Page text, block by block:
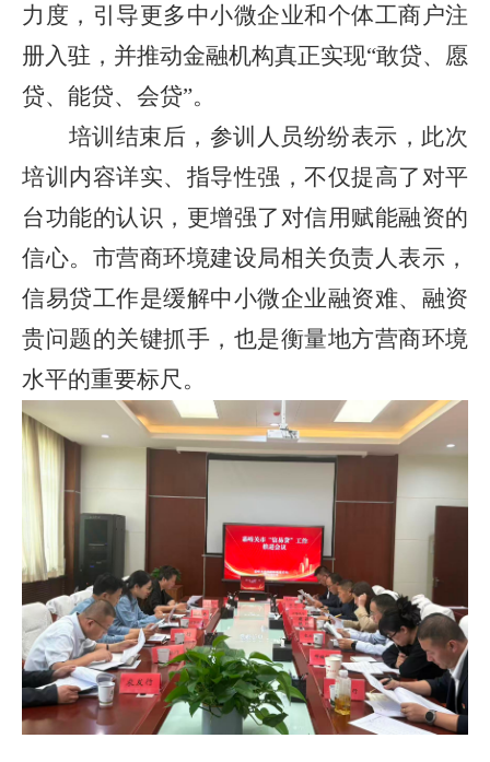
力度，引导更多中小微企业和个体工商户注
册入驻，并推动金融机构真正实现“敢贷、愿
贷、能贷、会贷”。
培训结束后，参训人员纷纷表示，此次
培训内容详实、指导性强，不仅提高了对平
台功能的认识，更增强了对信用赋能融资的
信心。市营商环境建设局相关负责人表示，
信易贷工作是缓解中小微企业融资难、融资
贵问题的关键抓手，也是衡量地方营商环境
水平的重要标尺。